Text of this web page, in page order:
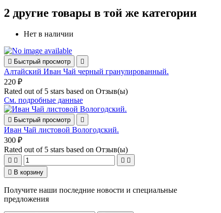
2 другие товары в той же категории
Нет в наличии
 Быстрый просмотр 
Алтайский Иван Чай черный гранулированный.
220 ₽
Rated out of 5 stars based on Отзыв(ы)
См. подробные данные
 Быстрый просмотр 
Иван Чай листовой Вологодский.
300 ₽
Rated out of 5 stars based on Отзыв(ы)
   
 В корзину
Получите наши последние новости и специальные
предложения